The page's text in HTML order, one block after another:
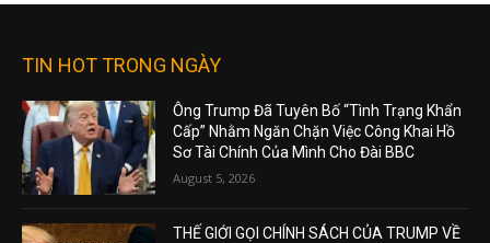
TIN HOT TRONG NGÀY
Ông Trump Đã Tuyên Bố “Tình Trạng Khẩn
Cấp” Nhằm Ngăn Chặn Việc Công Khai Hồ
Sơ Tài Chính Của Mình Cho Đài BBC
August 5, 2026
THẾ GIỚI GỌI CHÍNH SÁCH CỦA TRUMP VỀ